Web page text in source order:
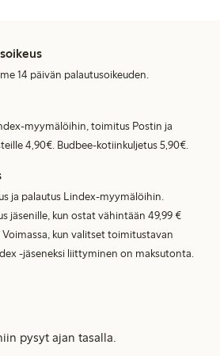
14 päivän palautusoikeuden.
myymälöihin, toimitus Postin ja
4,90€. Budbee-kotiinkuljetus 5,90€.
ja palautus Lindex-myymälöihin.
jäsenille, kun ostat vähintään 49,99 €
Voimassa, kun valitset toimitustavan
-jäseneksi liittyminen on maksutonta.
pysyt ajan tasalla.